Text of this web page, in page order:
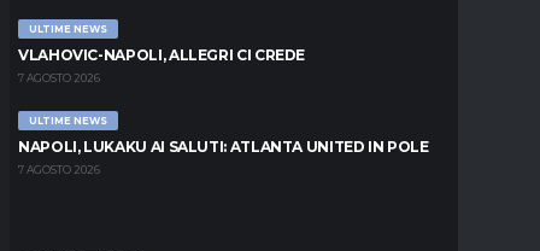
ULTIME NEWS
VLAHOVIC-NAPOLI, ALLEGRI CI CREDE
7 AGOSTO 2026
ULTIME NEWS
NAPOLI, LUKAKU AI SALUTI: ATLANTA UNITED IN POLE
7 AGOSTO 2026